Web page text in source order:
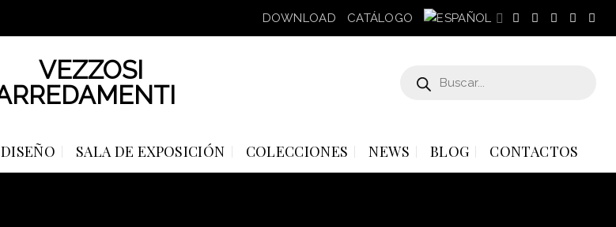
DOWNLOAD CATÁLOGO
productos
DISEÑO SALA DE EXPOSICIÓN COLECCIONES NEWS BLOG CONTACTOS